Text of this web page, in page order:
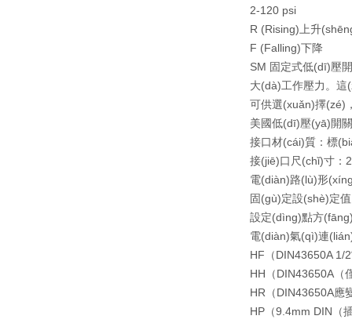
2-120 psi
R (Rising)上升
F (Falling)下降
SM 固定式低(dī)壓
大(dà)工作壓力。這
可供選(xuǎn)擇(zé)
美國低(dī)壓(yā)開
接口材(cái)質：標
接(jiē)口尺(chǐ)寸
電(diàn)路(lù)形
固(gù)定設(shè)定值
設定(dìng)點方
電(diàn)氣(qì)連
HF（DIN43650A 1/
HH（DIN43650A（
HR（DIN43650A應
HP（9.4mm DIN（